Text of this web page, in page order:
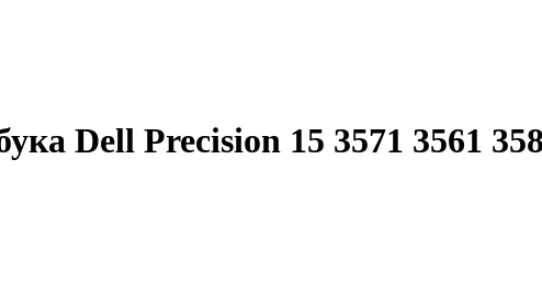
Dell Precision 15 3571 3561